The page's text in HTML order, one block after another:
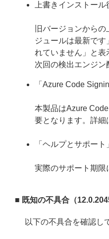
上書きインストー
旧バージョンから
ジュールは最新で
れていません」と表
次回の検出エンジ
「Azure Code
本製品はAzure
要となります。詳細
「ヘルプとサポー
実際のサポート期限
■ 既知の不具合（
以下の不具合を確認し